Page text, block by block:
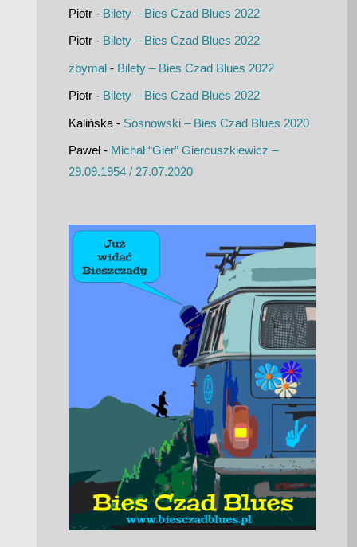
Piotr- Bilety – Bies Czad Blues 2022
Piotr- Bilety – Bies Czad Blues 2022
zbymal- Bilety – Bies Czad Blues 2022
Piotr- Bilety – Bies Czad Blues 2022
Kalińska- Sosnowski – Bies Czad Blues 2020
Paweł- Michał “Gier” Giercuszkiewicz –
29.09.1954 / 27.07.2020